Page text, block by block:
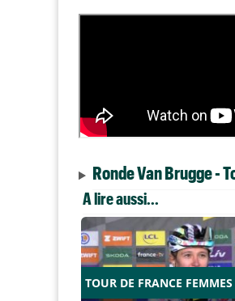
Ronde Van Brugge -
A lire aussi...
TOUR DE FRANCE FEMMES